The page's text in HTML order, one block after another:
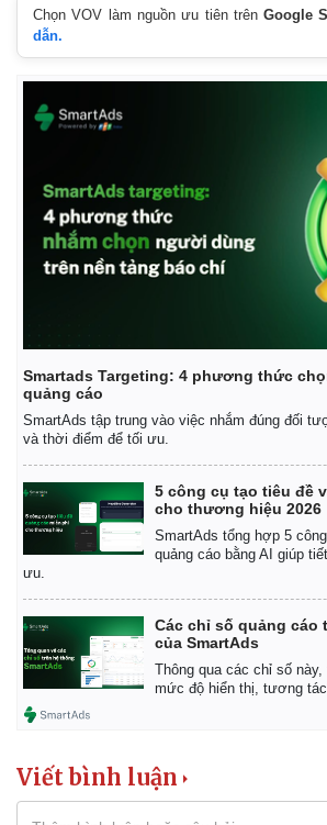
Bóng đá
eSports
Hậu trường
Ô tô - Xe
Chọn VOV làm nguồn ưu tiên trênGoogle
dẫn.
Smartads Targeting: 4 phương thức
quảng cáo
SmartAds tập trung vào việc nhắm đúng đối
và thời điểm để tối ưu.
5 công cụ tạo tiêu đề
cho thương hiệu 2026
SmartAds tổng hợp 5
quảng cáo bằng AI giúp
ưu.
Các chỉ số quảng cáo
của SmartAds
Thông qua các chỉ số
mức độ hiển thị, tương
Viết bình luận